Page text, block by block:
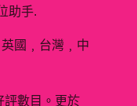
助手.
國﹐台灣﹐中
評數目。更於